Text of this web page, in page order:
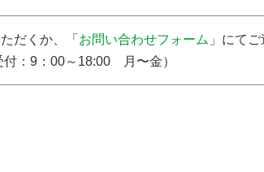
だくか、「 お問い合わせフォーム 」にて
付：9：00～18:00 月〜金）